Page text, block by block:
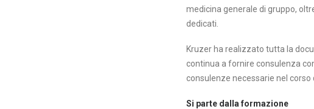
medicina generale di gruppo,
dedicati.
Kruzer ha realizzato tutta la
continua a fornire consulenza
consulenze necessarie nel corso
Si parte dalla formazione